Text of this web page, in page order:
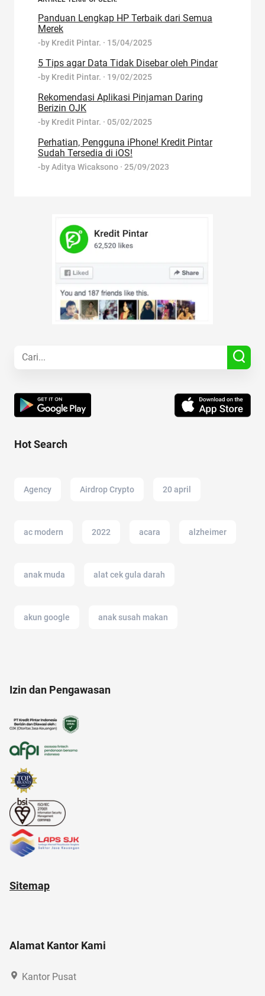
Panduan Lengkap HP Terbaik dari Semua
Merek
-by Kredit Pintar. · 15/04/2025
5 Tips agar Data Tidak Disebar oleh Pindar
-by Kredit Pintar. · 19/02/2025
Rekomendasi Aplikasi Pinjaman Daring
Berizin OJK
-by Kredit Pintar. · 05/02/2025
Perhatian, Pengguna iPhone! Kredit Pintar
Sudah Tersedia di iOS!
-byAditya Wicaksono · 25/09/2023
Hot Search
Agency Airdrop Crypto 20 april
ac modern 2022 acara alzheimer
anak muda alat cek gula darah
akun google anak susah makan
alergi musiman
american music awards 2021
Izin dan Pengawasan
Sitemap
Alamat Kantor Kami
Kantor Pusat